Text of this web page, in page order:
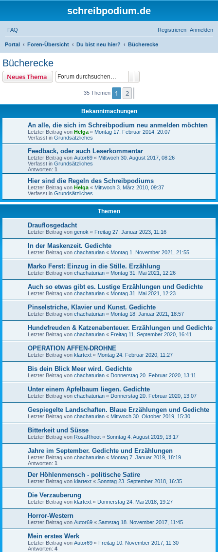
schreibpodium.de
FAQ Anmelden
Registrieren
Portal Foren-Übersicht Du bist neu hier? Bücherecke
Bücherecke
Neues Thema
35 Themen 1 2
Bekanntmachungen
An alle, die sich im Schreibpodium neu anmelden möchten
Letzter Beitrag von Helga « Montag 17. Februar 2014, 20:07
Verfasst in Grundsätzliches
Feedback, oder auch Leserkommentar
Letzter Beitrag von Autor69 « Mittwoch 30. August 2017, 08:26
Verfasst in Grundsätzliches
Antworten: 1
Hier sind die Regeln des Schreibpodiums
Letzter Beitrag von Helga « Mittwoch 3. März 2010, 09:37
Verfasst in Grundsätzliches
Themen
Drauflosgedacht
Letzter Beitrag von genok « Freitag 27. Januar 2023, 11:16
In der Maskenzeit. Gedichte
Letzter Beitrag von chachaturian « Montag 1. November 2021, 21:55
Marko Ferst: Einzug in die Stille. Erzählung
Letzter Beitrag von chachaturian « Montag 31. Mai 2021, 12:26
Auch so etwas gibt es. Lustige Erzählungen und Gedichte
Letzter Beitrag von chachaturian « Montag 31. Mai 2021, 12:23
Pinselstriche, Klavier und Kunst. Gedichte
Letzter Beitrag von chachaturian « Montag 18. Januar 2021, 18:57
Hundefreuden & Katzenabenteuer. Erzählungen und Gedichte
Letzter Beitrag von chachaturian « Freitag 11. September 2020, 16:41
OPERATION AFFEN-DROHNE
Letzter Beitrag von klartext « Montag 24. Februar 2020, 11:27
Bis dein Blick Meer wird. Gedichte
Letzter Beitrag von chachaturian « Donnerstag 20. Februar 2020, 13:11
Unter einem Apfelbaum liegen. Gedichte
Letzter Beitrag von chachaturian « Donnerstag 20. Februar 2020, 13:07
Gespiegelte Landschaften. Blaue Erzählungen und Gedichte
Letzter Beitrag von chachaturian « Mittwoch 30. Oktober 2019, 15:30
Bitterkeit und Süsse
Letzter Beitrag von RosaRhoot « Sonntag 4. August 2019, 13:17
Jahre im September. Gedichte und Erzählungen
Letzter Beitrag von chachaturian « Montag 7. Januar 2019, 18:19
Antworten: 1
Der Höhlenmensch - politische Satire
Letzter Beitrag von klartext « Sonntag 23. September 2018, 16:35
Die Verzauberung
Letzter Beitrag von klartext « Donnerstag 24. Mai 2018, 19:27
Horror-Western
Letzter Beitrag von Autor69 « Samstag 18. November 2017, 11:45
Mein erstes Werk
Letzter Beitrag von Autor69 « Freitag 10. November 2017, 11:30
Antworten: 4